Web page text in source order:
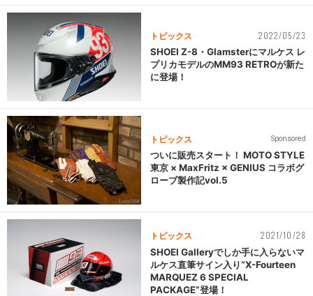
トピックス 2022/05/23
SHOEI Z-8・Glamsterにマルケス レ
プリカモデルのMM93 RETROが新た
に登場！
トピックス Sponsored
ついに販売スタート！ MOTO STYLE
東京 × MaxFritz × GENIUS コラボグ
ローブ製作記vol.5
トピックス 2021/10/28
SHOEI Galleryでしか手に入らないマ
ルケス直筆サイン入り“X-Fourteen
MARQUEZ 6 SPECIAL
PACKAGE”登場！